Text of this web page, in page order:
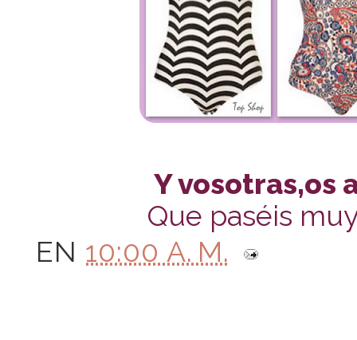
Y vosotras,os
Que paséis
EN 10:00 A. M.